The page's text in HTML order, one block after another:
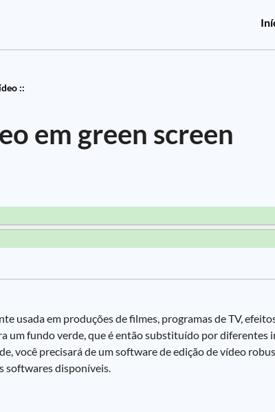
::
em green screen
usada em produções de filmes, programas de TV,
um fundo verde, que é então substituído por diferentes
você precisará de um software de edição de vídeo
softwares disponíveis.